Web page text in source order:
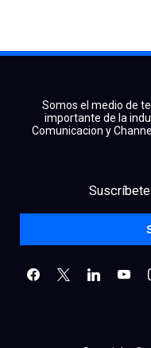
Somos el medio de
importante de la
Comunicacion y
linkedin